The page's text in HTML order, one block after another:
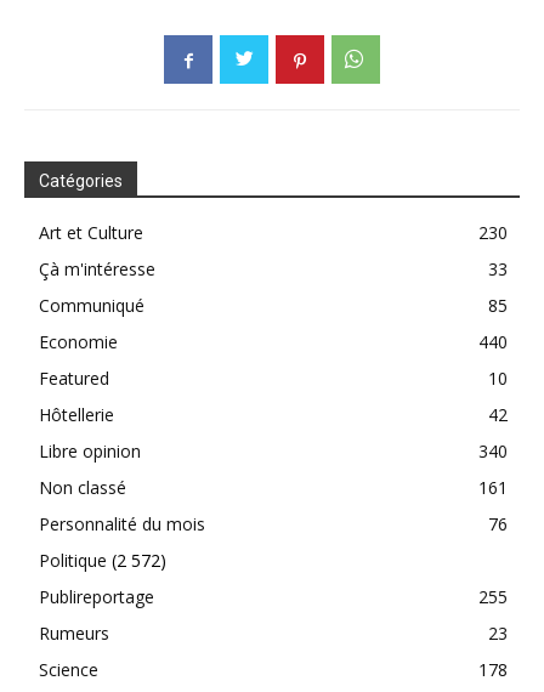
Catégories
Art et Culture
230
Çà m'intéresse
33
Communiqué
85
Economie
440
Featured
10
Hôtellerie
42
Libre opinion
340
Non classé
161
Personnalité du mois
76
Politique (2 572)
Publireportage
255
Rumeurs
23
Science
178